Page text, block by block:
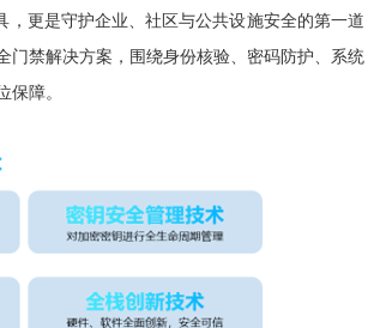
更是守护企业、社区与公共设施安全的第一道
门禁解决方案，围绕身份核验、密码防护、系统
障。